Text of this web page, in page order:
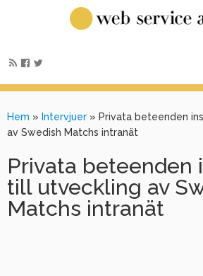
Hem » Intervjuer » Privata beteenden
av Swedish Matchs intranät
Privata beteenden
till utveckling av
Matchs intranät